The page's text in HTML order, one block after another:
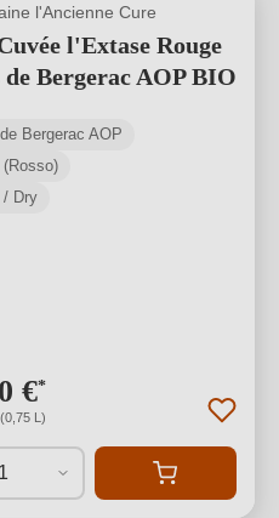
l'Ancienne Cure
l'Extase Rouge
de Bergerac AOP BIO
Bergerac AOP
/ Dry
€*
L)
1